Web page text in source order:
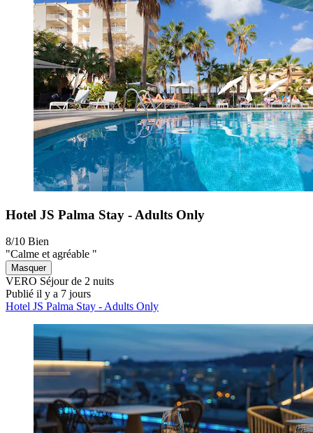
Hotel JS Palma Stay - Adults Only
8/10 Bien
"Calme et agréable "
Masquer
VERO Séjour de 2 nuits
Publié il y a 7 jours
Hotel JS Palma Stay - Adults Only